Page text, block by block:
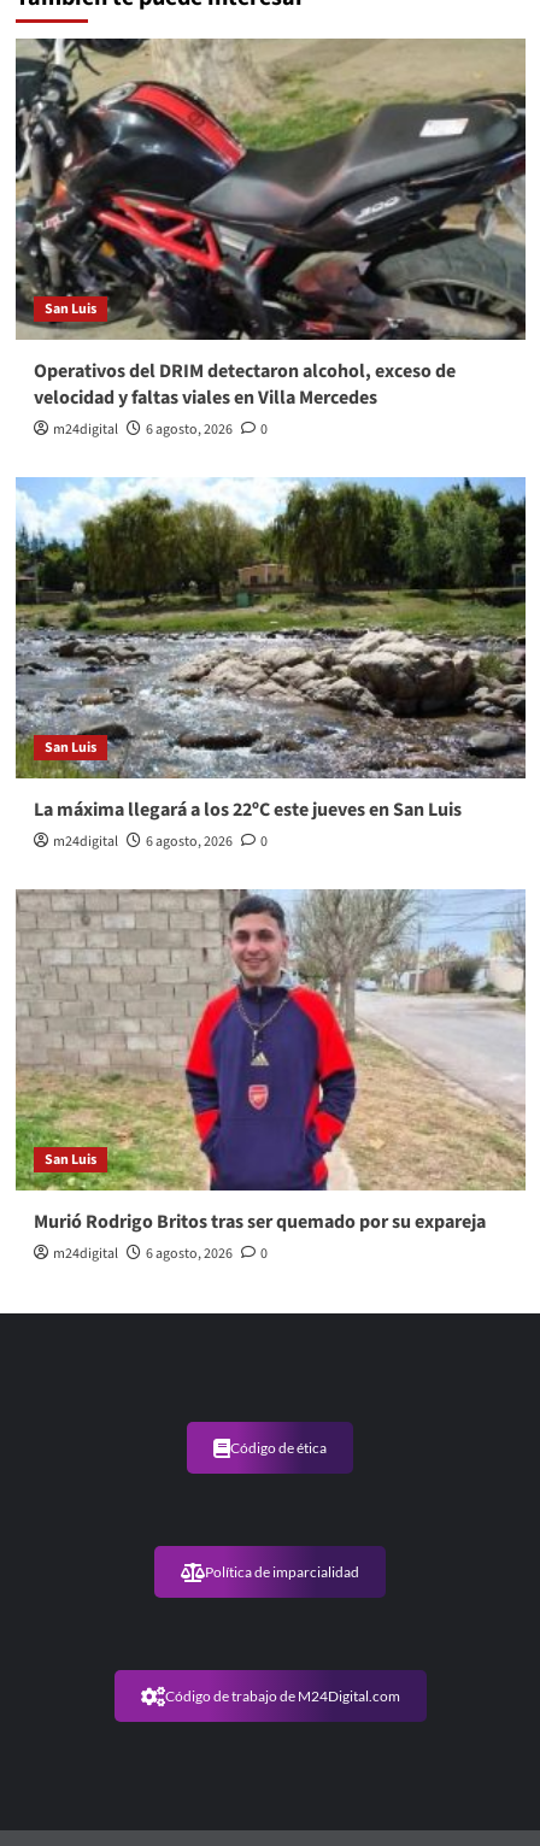
San Luis
Operativos del DRIM detectaron alcohol, exceso de
velocidad y faltas viales en Villa Mercedes
m24digital 6 agosto, 2026 0
San Luis
La máxima llegará a los 22ºC este jueves en San Luis
m24digital 6 agosto, 2026 0
San Luis
Murió Rodrigo Britos tras ser quemado por su expareja
m24digital 6 agosto, 2026 0
Código de ética
Política de imparcialidad
Código de trabajo de M24Digital.com